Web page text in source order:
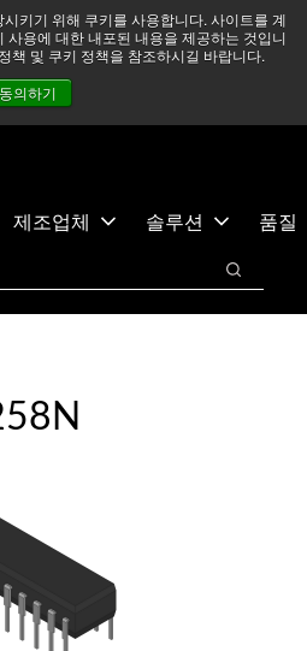
키기 위해 쿠키를 사용합니다. 사이트를 계
사용에 대한 내포된 내용을 제공하는 것입니
책 및 쿠키 정책을 참조하시길 바랍니다.
동의하기
주시하고 있으며, 모든 서비스는
있습니다. 더 읽어보기 →
문의하기
제조업체 솔루션
품질
검색